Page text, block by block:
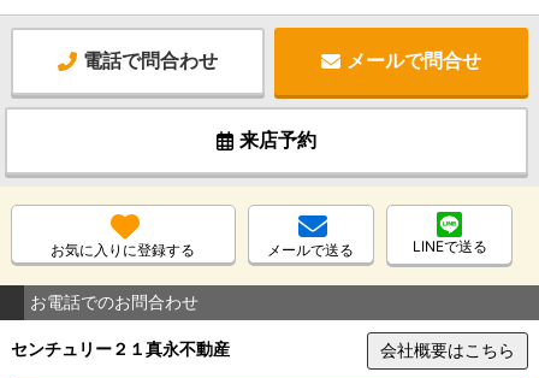
電話で問合わせ メールで問合せ
来店予約
お気に入りに登録する メールで送る LINEで送る
お電話でのお問合わせ
センチュリー２１真永不動産 会社概要はこちら